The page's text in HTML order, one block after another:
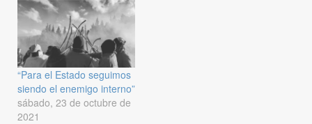
“Para el Estado seguimos
siendo el enemigo interno”
sábado, 23 de octubre de
2021